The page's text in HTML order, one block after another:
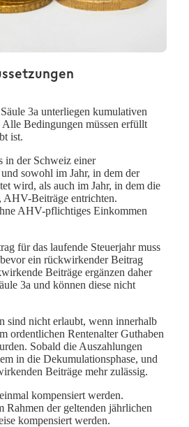
3a unterliegen kumulativen
Bedingungen müssen erfüllt
ist.
in der Schweiz einer
sowohl im Jahr, in dem der
wird, als auch im Jahr, in dem die
AHV-Beiträge entrichten.
AHV-pflichtiges Einkommen
für das laufende Steuerjahr muss
ein rückwirkender Beitrag
Beiträge ergänzen daher
3a und können diese nicht
sind nicht erlaubt, wenn innerhalb
ordentlichen Rentenalter Guthaben
Sobald die Auszahlungen
in die Dekumulationsphase, und
Beiträge mehr zulässig.
kompensiert werden.
der geltenden jährlichen
kompensiert werden.